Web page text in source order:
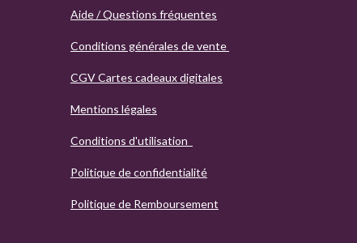
Aide / Questions fréquentes
Conditions générales de vente
CGV Cartes cadeaux digitales
Mentions légales
Conditions d'utilisation
Politique de confidentialité
Politique de Remboursement